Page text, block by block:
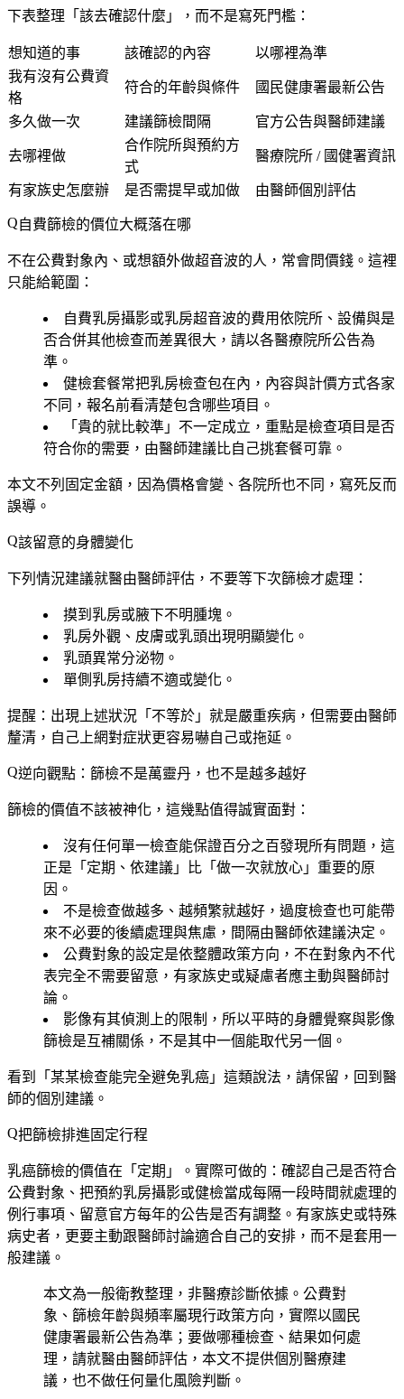
下表整理「該去確認什麼」，而不是寫死門檻：
想知道的事 該確認的內容
以哪裡為準
我有沒有公費資
格
符合的年齡與條件 國民健康署最新公告
多久做一次 建議篩檢間隔 官方公告與醫師建議
去哪裡做
合作院所與預約方
式
醫療院所 / 國健署資訊
有家族史怎麼辦 是否需提早或加做 由醫師個別評估
自費篩檢的價位大概落在哪
不在公費對象內、或想額外做超音波的人，常會問價錢。這裡
只能給範圍：
自費乳房攝影或乳房超音波的費用依院所、設備與是
否合併其他檢查而差異很大 ，請以各醫療院所公告為
準。
健檢套餐常把乳房檢查包在內，內容與計價方式各家
不同，報名前看清楚包含哪些項目。
「貴的就比較準」不一定成立，重點是檢查項目是否
符合你的需要，由醫師建議比自己挑套餐可靠。
本文不列固定金額，因為價格會變、各院所也不同，寫死反而
誤導。
該留意的身體變化
下列情況建議就醫由醫師評估，不要等下次篩檢才處理：
摸到乳房或腋下不明腫塊。
乳房外觀、皮膚或乳頭出現明顯變化。
乳頭異常分泌物。
單側乳房持續不適或變化。
提醒：出現上述狀況「不等於」就是嚴重疾病，但需要由醫師
釐清，自己上網對症狀更容易嚇自己或拖延。
逆向觀點：篩檢不是萬靈丹，也不是越多越好
篩檢的價值不該被神化，這幾點值得誠實面對：
沒有任何單一檢查能保證百分之百發現所有問題 ，這
正是「定期、依建議」比「做一次就放心」重要的原
因。
不是檢查做越多、越頻繁就越好 ，過度檢查也可能帶
來不必要的後續處理與焦慮，間隔由醫師依建議決定。
公費對象的設定是依整體政策方向 ，不在對象內不代
表完全不需要留意，有家族史或疑慮者應主動與醫師討
論。
影像有其偵測上的限制 ，所以平時的身體覺察與影像
篩檢是互補關係，不是其中一個能取代另一個。
看到「某某檢查能完全避免乳癌」這類說法，請保留，回到醫
師的個別建議。
把篩檢排進固定行程
乳癌篩檢的價值在「定期」。實際可做的：確認自己是否符合
公費對象、把預約乳房攝影或健檢當成每隔一段時間就處理的
例行事項、留意官方每年的公告是否有調整。有家族史或特殊
病史者，更要主動跟醫師討論適合自己的安排，而不是套用一
般建議。
本文為一般衛教整理，非醫療診斷依據。公費對
象、篩檢年齡與頻率屬現行政策方向，實際以國民
健康署最新公告為準；要做哪種檢查、結果如何處
理，請就醫由醫師評估，本文不提供個別醫療建
議，也不做任何量化風險判斷。